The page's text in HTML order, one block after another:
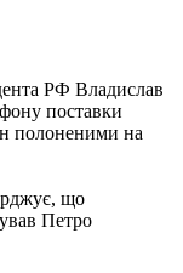
РФ Владислав
поставки
полоненими на
що
Петро